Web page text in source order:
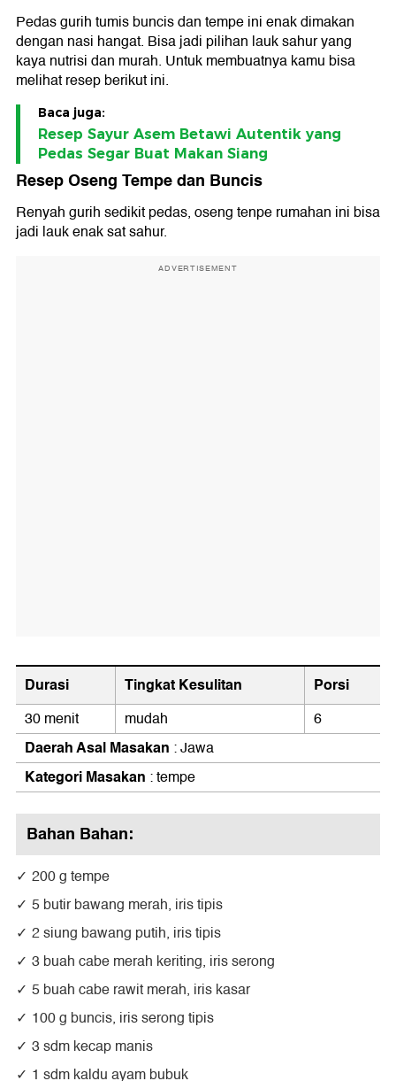
Pedas gurih tumis buncis dan tempe ini enak dimakan
dengan nasi hangat. Bisa jadi pilihan lauk sahur yang
kaya nutrisi dan murah. Untuk membuatnya kamu bisa
melihat resep berikut ini.
Baca juga:
Resep Sayur Asem Betawi Autentik yang
Pedas Segar Buat Makan Siang
Resep Oseng Tempe dan Buncis
Renyah gurih sedikit pedas, oseng tenpe rumahan ini bisa
jadi lauk enak sat sahur.
ADVERTISEMENT
Durasi Tingkat Kesulitan Porsi
30 menit mudah 6
Daerah Asal Masakan : Jawa
Kategori Masakan : tempe
Bahan Bahan:
200 g tempe
5 butir bawang merah, iris tipis
2 siung bawang putih, iris tipis
3 buah cabe merah keriting, iris serong
5 buah cabe rawit merah, iris kasar
100 g buncis, iris serong tipis
3 sdm kecap manis
1 sdm kaldu ayam bubuk